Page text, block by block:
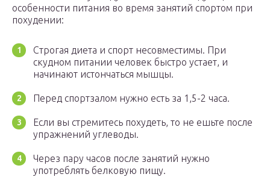
особенности питания во время занятий спортом при
похудении:
Строгая диета и спорт несовместимы. При
скудном питании человек быстро устает, и
начинают истончаться мышцы.
Перед спортзалом нужно есть за 1,5-2 часа.
Если вы стремитесь похудеть, то не ешьте после
упражнений углеводы.
Через пару часов после занятий нужно
употреблять белковую пищу.